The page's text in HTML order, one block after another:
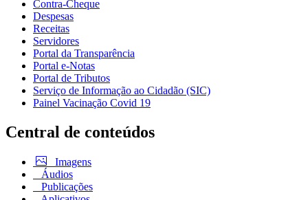
Contra-Cheque
Despesas
Receitas
Servidores
Portal da Transparência
Portal e-Notas
Portal de Tributos
Serviço de Informação ao Cidadão (SIC)
Painel Vacinação Covid 19
Central de conteúdos
Imagens
Áudios
Publicações